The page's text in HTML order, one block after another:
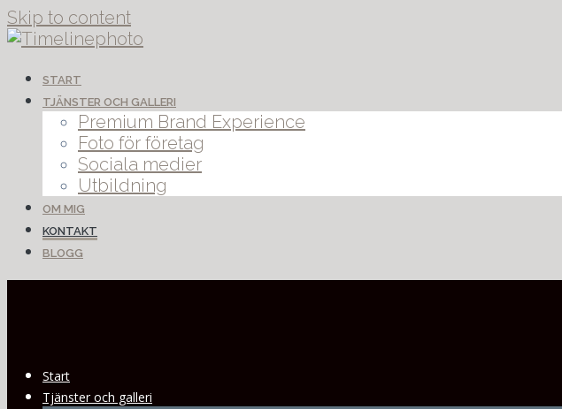
Skip to content
START
TJÄNSTER OCH GALLERI
Premium Brand Experience
Foto för företag
Sociala medier
Utbildning
OM MIG
KONTAKT
BLOGG
Start
Tjänster och galleri